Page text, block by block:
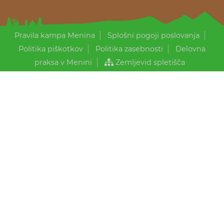
Pravila kampa Menina
Splošni pogoji poslovanja
Politika piškotkov
Politika zasebnosti
Delovna
praksa v Menini
Zemljevid spletišča